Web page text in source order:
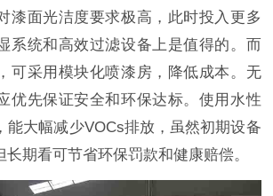
漆面光洁度要求极高，此时投入更多
系统和高效过滤设备上是值得的。而
可采用模块化喷漆房，降低成本。无
优先保证安全和环保达标。使用水性
能大幅减少VOCs排放，虽然初期设备
期看可节省环保罚款和健康赔偿。